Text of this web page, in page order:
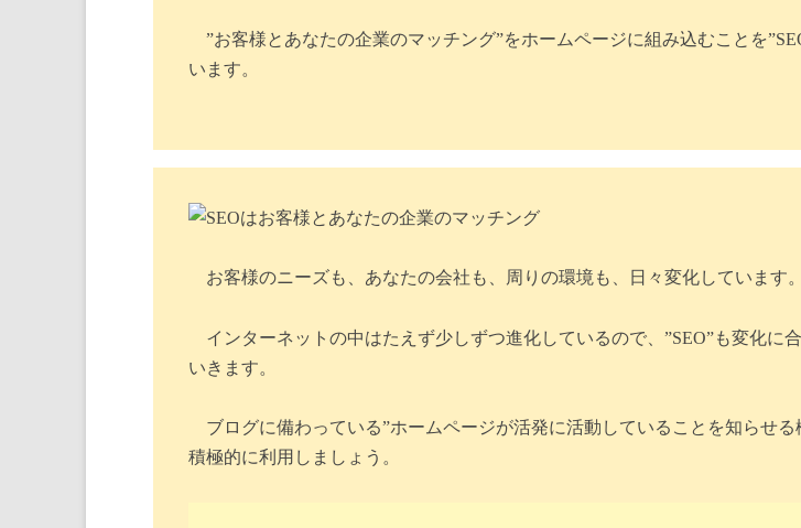
”お客様とあなたの企業のマッチング”をホームページに組み込むことを
います。
お客様のニーズも、あなたの会社も、周りの環境も、日々変化しています。
インターネットの中はたえず少しずつ進化しているので、”SEO”も変化に
いきます。
ブログに備わっている”ホームページが活発に活動していることを知らせる
積極的に利用しましょう。